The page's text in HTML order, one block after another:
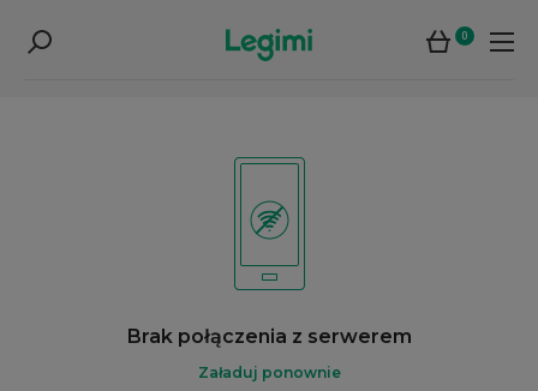
0
Brak połączenia z serwerem
Załaduj ponownie